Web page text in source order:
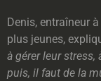
Denis, entraîneur
plus jeunes,
à gérer leur
puis, il faut de la